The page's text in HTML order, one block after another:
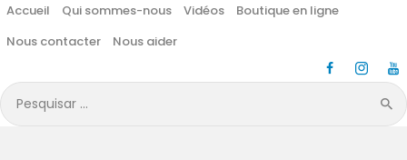
Accueil Qui sommes-nous Vidéos
Boutique en ligne
Nous contacter
Nous aider
Pesquisar
por:
Vidéos
Boutique en ligne